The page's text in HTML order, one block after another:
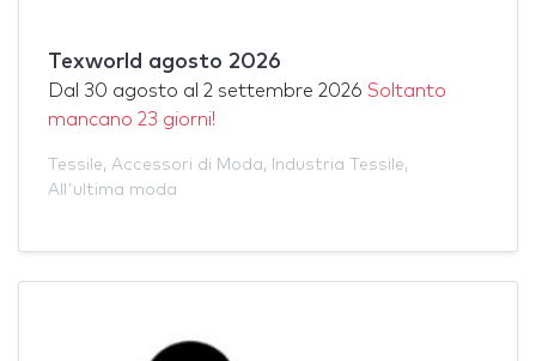
Texworld agosto 2026
Dal 30 agosto al 2 settembre 2026 Soltanto
mancano 23 giorni!
Tessile, Accessori di Moda, Industria Tessile,
All'ultima moda